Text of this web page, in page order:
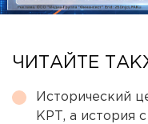
ЧИТАЙТЕ
Исторический
КРТ, а история